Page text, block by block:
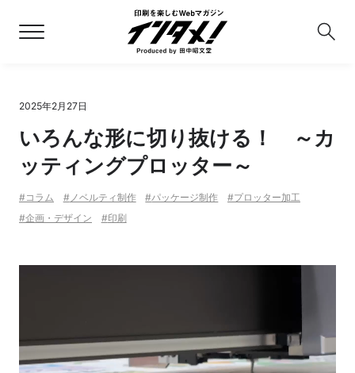
2025年2月27日
いろんな形に切り抜ける！ ～カ
ッティングプロッター～
コラム ノベルティ制作 パッケージ制作
プロッター加工
企画・デザイン
印刷